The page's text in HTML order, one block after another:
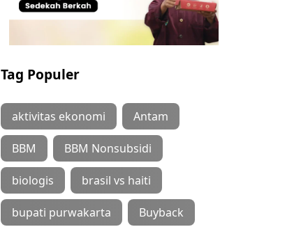
Tag Populer
aktivitas ekonomi Antam
BBM BBM Nonsubsidi
biologis brasil vs haiti
bupati purwakarta Buyback